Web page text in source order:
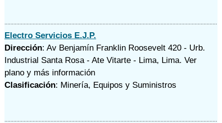
Electro Servicios E.J.P.
Dirección: Av Benjamín Franklin Roosevelt 420 - Urb.
Industrial Santa Rosa - Ate Vitarte - Lima, Lima. Ver
plano y más información
Clasificación: Minería, Equipos y Suministros